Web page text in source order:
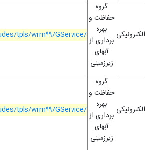
tpls/wrm99/GService/
گروه
حفاظت و
بهره
برداری از
آبهای
زیرزمینی
الکترونیکی
tpls/wrm99/GService/
گروه
حفاظت و
بهره
برداری از
آبهای
زیرزمینی
الکترونیکی